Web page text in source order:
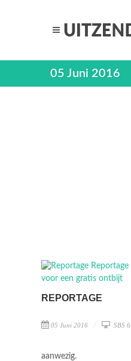
05 Juni 2016
REPORTAGE
05 Juni 2016 SBS 6
aanwezig.